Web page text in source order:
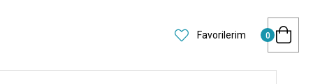
Favorilerim 0